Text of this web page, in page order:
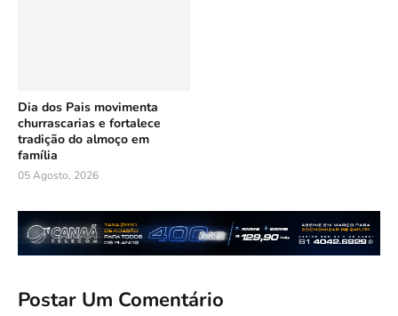
Dia dos Pais movimenta
churrascarias e fortalece
tradição do almoço em
família
05 Agosto, 2026
Postar Um Comentário